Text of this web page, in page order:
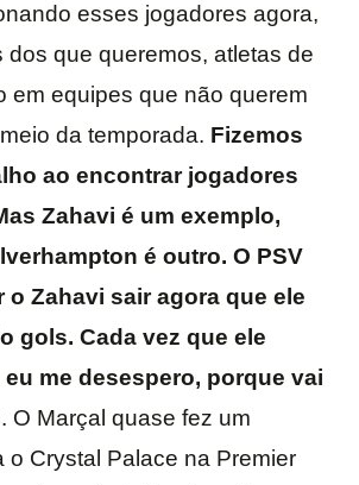
esses jogadores agora,
dos que queremos, atletas de
em equipes que não querem
da temporada. Fizemos
ao encontrar jogadores
Zahavi é um exemplo,
é outro. O PSV
o Zahavi sair agora que ele
gols. Cada vez que ele
me desespero, porque vai
. O Marçal quase fez um
o Crystal Palace na Premier